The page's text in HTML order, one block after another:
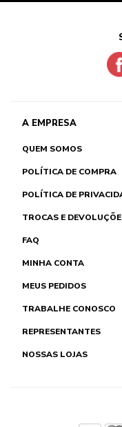
A EMPRESA
QUEM SOMOS
POLÍTICA DE COMPRA
POLÍTICA DE
TROCAS E
FAQ
MINHA CONTA
MEUS PEDIDOS
TRABALHE CONOSCO
REPRESENTANTES
NOSSAS LOJAS